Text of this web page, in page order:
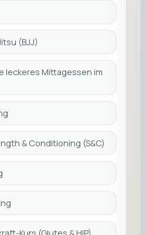
(BJJ)
leckeres Mittagessen im
& Conditioning (S&C)